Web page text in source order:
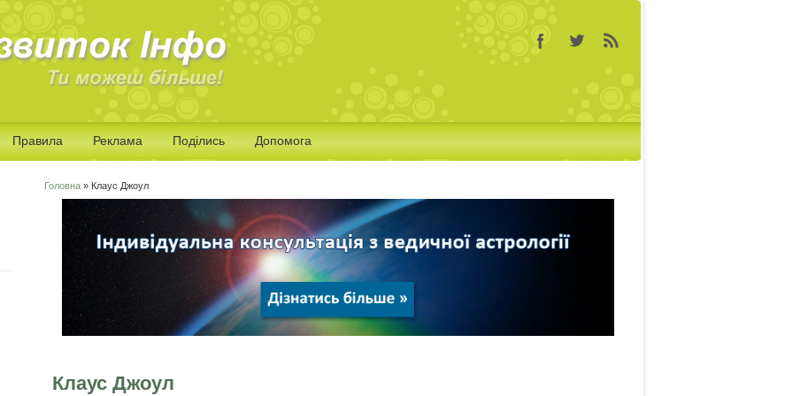
Правила Реклама Поділись Допомога
Ви є тут
Головна» Клаус Джоул
Клаус Джоул